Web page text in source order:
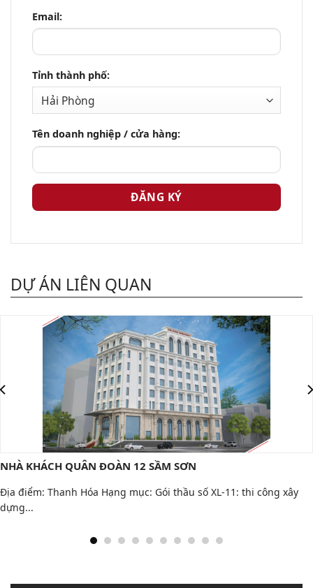
Email:
Tỉnh thành phố:
Tên doanh nghiệp / cửa hàng:
DỰ ÁN LIÊN QUAN
xây
CƠ SỞ LÀM VIỆC CỤC ĐỐI NGOẠI BỘ CÔNG
Dự án: CƠ SỞ LÀM VIỆC CỤC ĐỐI NGOẠI BỘ